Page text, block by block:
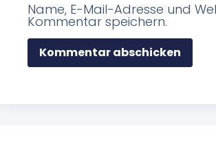
Name, E-Mail-Adresse und
Kommentar speichern.